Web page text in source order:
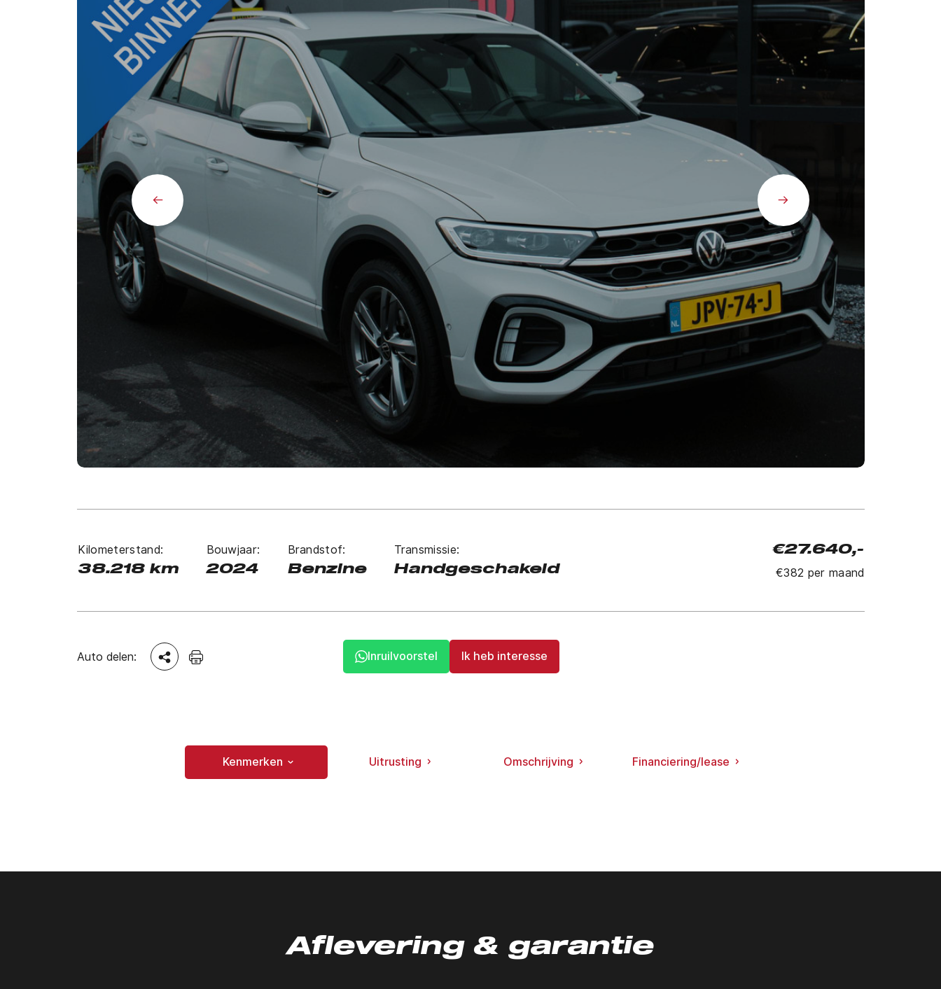
Kilometerstand:
38.218 km
Bouwjaar:
2024
Brandstof:
Benzine
Transmissie:
Handgeschakeld
€27.640,-
€382 per maand
Auto delen: Inruilvoorstel Ik heb interesse
Kenmerken Uitrusting Omschrijving Financiering/lease
Aflevering & garantie